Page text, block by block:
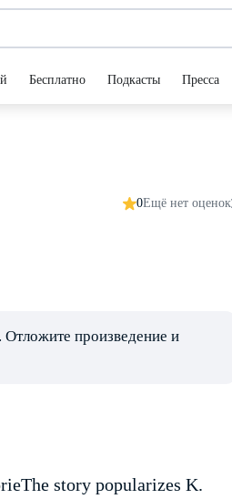
Бесплатно Подкасты Пресса
0Ещё нет оценок
Отложите произведение и
story popularizes K.